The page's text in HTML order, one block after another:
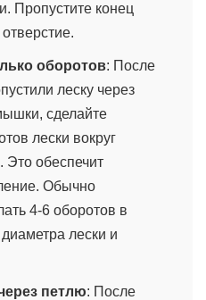
Пропустите конец
оборотов: После
леску через
сделайте
лески вокруг
Это обеспечит
Обычно
4-6 оборотов в
лески и
петлю: После